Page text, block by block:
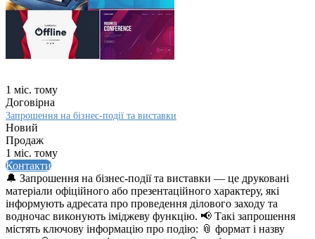
1 міс. тому
Договірна
Запрошення на бізнес‑події та виставки
Новий
Продаж
1 міс. тому
Контакти
🔔 Запрошення на бізнес-події та виставки — це друковані
матеріали офіційного або презентаційного характеру, які
інформують адресата про проведення ділового заходу та
водночас виконують іміджеву функцію. 📢 Такі запрошення
містять ключову інформацію про подію: 📎 формат і назву